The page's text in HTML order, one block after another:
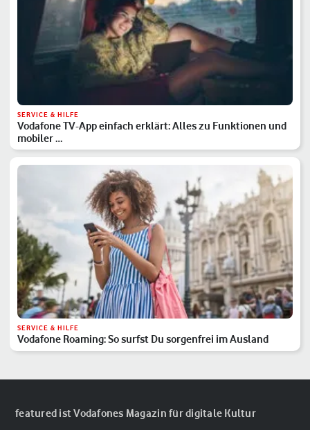
SERVICE & HILFE
Vodafone TV-App einfach erklärt: Alles zu Funktionen und
mobiler …
SERVICE & HILFE
Vodafone Roaming: So surfst Du sorgenfrei im Ausland
featured ist Vodafones Magazin für digitale Kultur